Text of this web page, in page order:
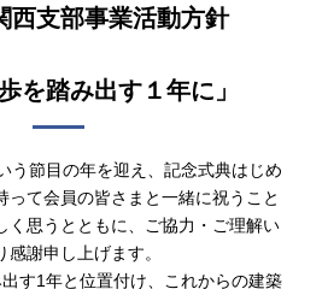
ました。
事業活動報告の承認の件
び貸借対照表報告並びに同監査報
ご臨席のもと、会員交流懇親会が行
した。
西支部事業活動方針
を踏み出す１年に」
節目の年を迎え、記念式典はじめ
って会員の皆さまと一緒に祝うこと
く思うとともに、ご協力・ご理解い
謝申し上げます。
す1年と位置付け、これからの建築